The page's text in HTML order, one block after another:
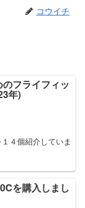
コウイチ
フライフィッ
年)
４個紹介していま
を購入しまし